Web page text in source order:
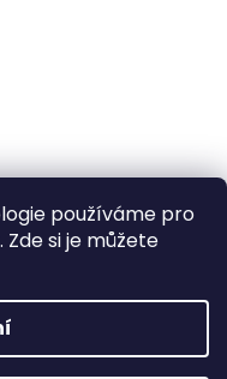
používáme pro
si je můžete